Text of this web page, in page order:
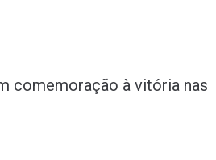
comemoração à vitória nas